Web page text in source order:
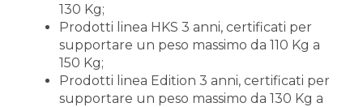
130 Kg;
Prodotti linea HKS 3 anni, certificati per
supportare un peso massimo da 110 Kg a
150 Kg;
Prodotti linea Edition 3 anni, certificati per
supportare un peso massimo da 130 Kg a